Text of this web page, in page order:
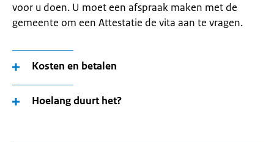
voor u doen. U moet een afspraak maken met de
gemeente om een Attestatie de vita aan te vragen.
Kosten en betalen
Hoelang duurt het?